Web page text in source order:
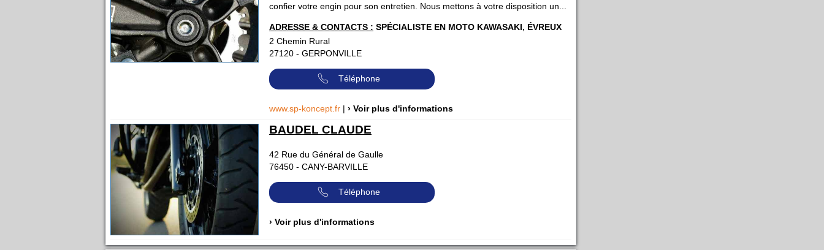
confier votre engin pour son entretien. Nous mettons à votre disposition un...
ADRESSE & CONTACTS : SPÉCIALISTE EN MOTO KAWASAKI, ÉVREUX
2 Chemin Rural
27120 - GERPONVILLE
Téléphone
www.sp-koncept.fr | › Voir plus d'informations
BAUDEL CLAUDE
42 Rue du Général de Gaulle
76450 - CANY-BARVILLE
Téléphone
› Voir plus d'informations